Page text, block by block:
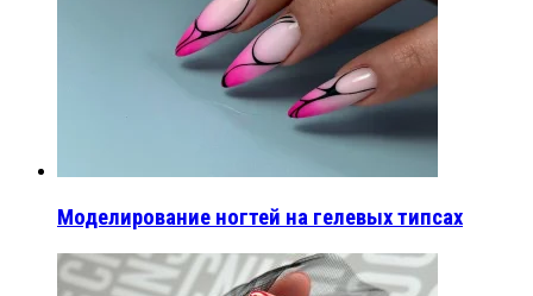
Моделирование ногтей на гелевых типсах